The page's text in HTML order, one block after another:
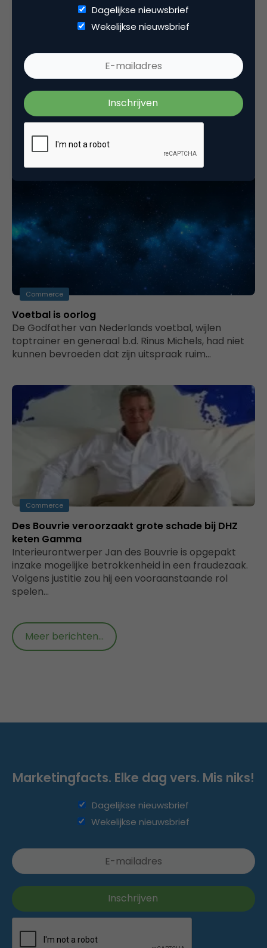
Voetbalmarkt technisch failliet?
Betaald voetbal organisaties (BVO’s) in Nederland
inmiddels 92 miljoen euro belopen. …
Commerce
Voetbal is oorlog
De Godfather van Nederlands voetbal, wijlen
toptrainer en generaal b.d. Rinus Michels, had niet
kunnen bevroeden dat zijn uitspraak ruim…
Commerce
Des Bouvrie veroorzaakt grote schade bij DHZ
keten Gamma
Interieurontwerper Jan des Bouvrie is opgepakt
inzake mogelijke betrokkenheid in een fraudezaak.
Volgens justitie zou hij een vooraanstaande rol
spelen…
Meer berichten...
Dagelijkse nieuwsbrief
Wekelijkse nieuwsbrief
Marketingfacts. Elke dag vers. Mis niks!
Dagelijkse nieuwsbrief
Wekelijkse nieuwsbrief